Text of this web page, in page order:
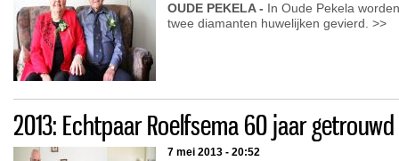
OUDE PEKELA - In Oude Pekela
twee diamanten huwelijken gevierd. >>
2013: Echtpaar Roelfsema 60 jaar getrouwd
7 mei 2013 - 20:52